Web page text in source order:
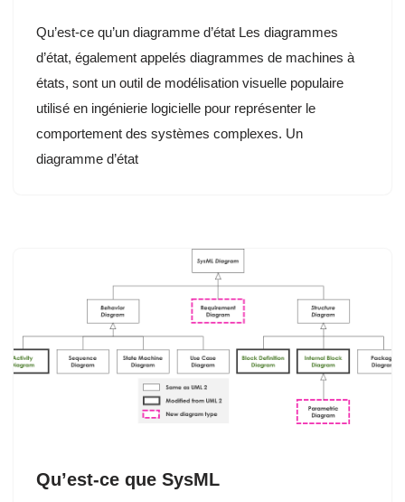
Qu’est-ce qu’un diagramme d’état Les diagrammes
d’état, également appelés diagrammes de machines à
états, sont un outil de modélisation visuelle populaire
utilisé en ingénierie logicielle pour représenter le
comportement des systèmes complexes. Un
diagramme d’état
Qu’est-ce que SysML